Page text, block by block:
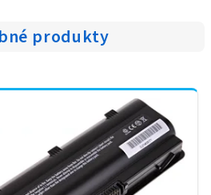
produkty